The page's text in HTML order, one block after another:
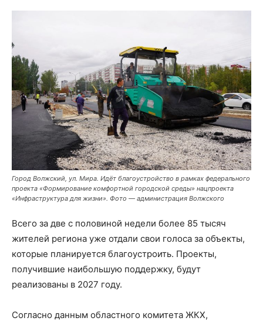
Город Волжский, ул. Мира. Идёт благоустройство в рамках федерального
проекта «Формирование комфортной городской среды» нацпроекта
«Инфраструктура для жизни». Фото — администрация Волжского
Всего за две с половиной недели более 85 тысяч
жителей региона уже отдали свои голоса за объекты,
которые планируется благоустроить. Проекты,
получившие наибольшую поддержку, будут
реализованы в 2027 году.
Согласно данным областного комитета ЖКХ,